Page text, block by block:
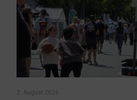
2. August 2026